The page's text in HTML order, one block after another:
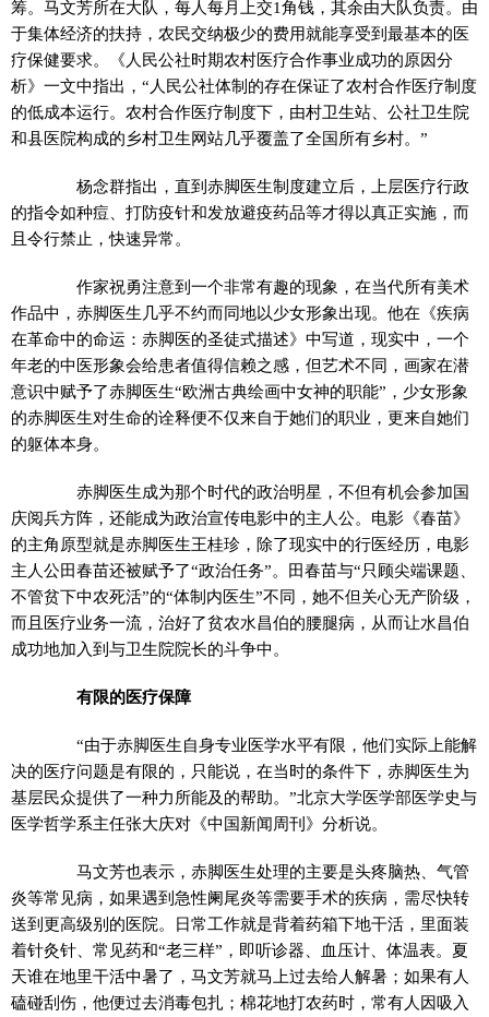
筹。马文芳所在大队，每人每月上交1角钱，其余由大队负责。由
于集体经济的扶持，农民交纳极少的费用就能享受到最基本的医
疗保健要求。《人民公社时期农村医疗合作事业成功的原因分
析》一文中指出，“人民公社体制的存在保证了农村合作医疗制度
的低成本运行。农村合作医疗制度下，由村卫生站、公社卫生院
和县医院构成的乡村卫生网站几乎覆盖了全国所有乡村。”
杨念群指出，直到赤脚医生制度建立后，上层医疗行政
的指令如种痘、打防疫针和发放避疫药品等才得以真正实施，而
且令行禁止，快速异常。
作家祝勇注意到一个非常有趣的现象，在当代所有美术
作品中，赤脚医生几乎不约而同地以少女形象出现。他在《疾病
在革命中的命运：赤脚医的圣徒式描述》中写道，现实中，一个
年老的中医形象会给患者值得信赖之感，但艺术不同，画家在潜
意识中赋予了赤脚医生“欧洲古典绘画中女神的职能”，少女形象
的赤脚医生对生命的诠释便不仅来自于她们的职业，更来自她们
的躯体本身。
赤脚医生成为那个时代的政治明星，不但有机会参加国
庆阅兵方阵，还能成为政治宣传电影中的主人公。电影《春苗》
的主角原型就是赤脚医生王桂珍，除了现实中的行医经历，电影
主人公田春苗还被赋予了“政治任务”。田春苗与“只顾尖端课题、
不管贫下中农死活”的“体制内医生”不同，她不但关心无产阶级，
而且医疗业务一流，治好了贫农水昌伯的腰腿病，从而让水昌伯
成功地加入到与卫生院院长的斗争中。
有限的医疗保障
“由于赤脚医生自身专业医学水平有限，他们实际上能解
决的医疗问题是有限的，只能说，在当时的条件下，赤脚医生为
基层民众提供了一种力所能及的帮助。”北京大学医学部医学史与
医学哲学系主任张大庆对《中国新闻周刊》分析说。
马文芳也表示，赤脚医生处理的主要是头疼脑热、气管
炎等常见病，如果遇到急性阑尾炎等需要手术的疾病，需尽快转
送到更高级别的医院。日常工作就是背着药箱下地干活，里面装
着针灸针、常见药和“老三样”，即听诊器、血压计、体温表。夏
天谁在地里干活中暑了，马文芳就马上过去给人解暑；如果有人
磕碰刮伤，他便过去消毒包扎；棉花地打农药时，常有人因吸入